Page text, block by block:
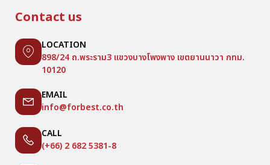
Contact us
LOCATION
898/24 ถ.พระราม3 แขวงบางโพงพาง เขตยานนาวา กทม.
10120
EMAIL
info@forbest.co.th
CALL
(+66) 2 682 5381-8